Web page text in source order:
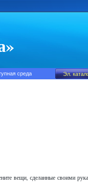
среда
вещи, сделанные своими